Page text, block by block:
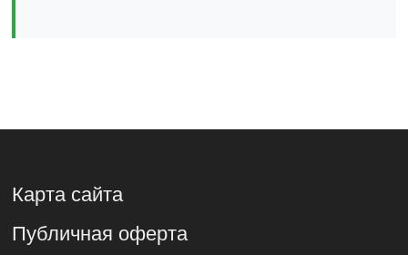
Карта сайта
Публичная оферта